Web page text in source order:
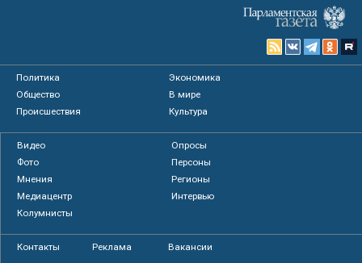
Политика
Экономика
Общество
В мире
Происшествия
Культура
Видео
Опросы
Фото
Персоны
Мнения
Регионы
Медиацентр
Интервью
Колумнисты
Контакты Реклама Вакансии